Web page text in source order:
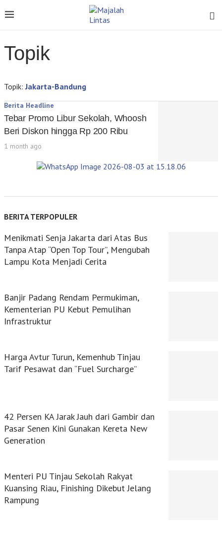
Topik
Topik: Jakarta-Bandung
Berita Headline
Tebar Promo Libur Sekolah, Whoosh
Beri Diskon hingga Rp 200 Ribu
1 month ago
BERITA TERPOPULER
Menikmati Senja Jakarta dari Atas Bus
Tanpa Atap “Open Top Tour”, Mengubah
Lampu Kota Menjadi Cerita
Banjir Padang Rendam Permukiman,
Kementerian PU Kebut Pemulihan
Infrastruktur
Harga Avtur Turun, Kemenhub Tinjau
Tarif Pesawat dan “Fuel Surcharge”
42 Persen KA Jarak Jauh dari Gambir dan
Pasar Senen Kini Gunakan Kereta New
Generation
Menteri PU Tinjau Sekolah Rakyat
Kuansing Riau, Finishing Dikebut Jelang
Rampung